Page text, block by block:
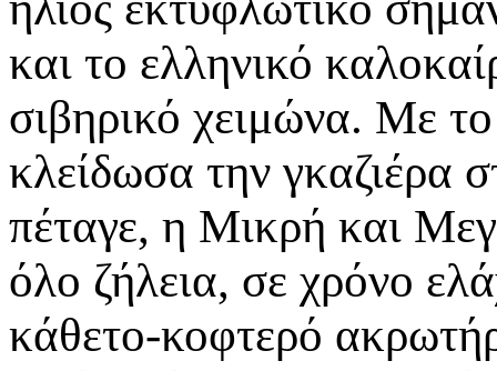
και το ελληνικό
σιβηρικό χειμώνα. Με
κλείδωσα την γκαζιέρα
πέταγε, η Μικρή και
όλο ζήλεια, σε χρόνο
κάθετο-κοφτερό